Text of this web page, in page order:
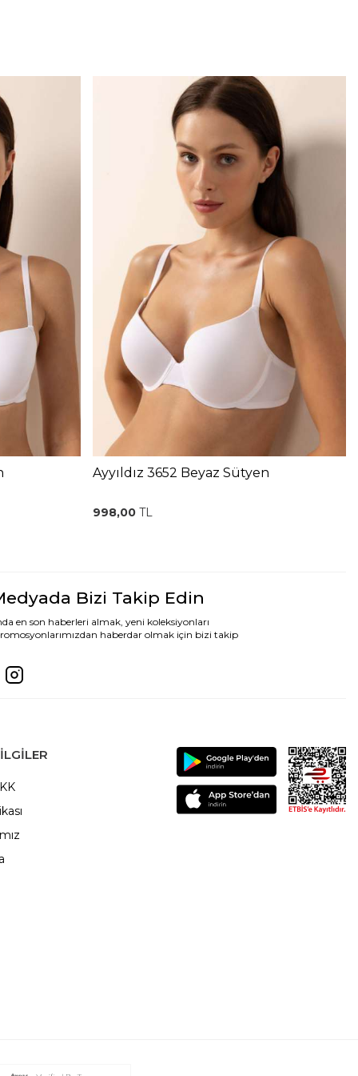
Ayyıldız 3652 Beyaz Sütyen
998,00TL
Bizi Takip Edin
en son haberleri almak, yeni koleksiyonları
haberdar olmak için bizi takip